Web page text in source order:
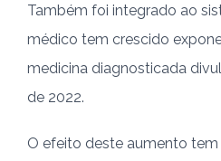
Também foi integrado ao
médico tem crescido
medicina diagnosticada
de 2022.
O efeito deste aumento